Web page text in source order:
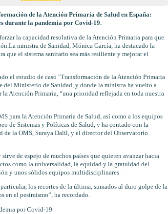
de la Atención Primaria de Salud en España:
durante la pandemia por Covid-19.
la capacidad resolutiva de la Atención Primaria para que
ministra de Sanidad, Mónica García, ha destacado la
que el sistema sanitario sea más resiliente y mejorar el
el estudio de caso "Transformación de la Atención Primaria
del Ministerio de Sanidad, y donde la ministra ha vuelto a
Atención Primaria, “una prioridad reflejada en toda nuestra
para la Atención Primaria de Salud, así como a los equipos
de Sistemas y Políticas de Salud, y ha contado con la
de la OMS, Suraya Dalil, y el director del Observatorio
de espejo de muchos países que quieren avanzar hacia
como la universalidad, la equidad y la gratuidad del
y unos sólidos equipos multidisciplinares.
los recortes de la última, sumados al duro golpe de la
en el pesimismo”, ha recordado.
por Covid-19.